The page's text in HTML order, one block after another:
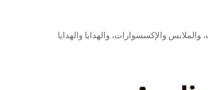
والإكسسوارات، والهدايا والهدايا